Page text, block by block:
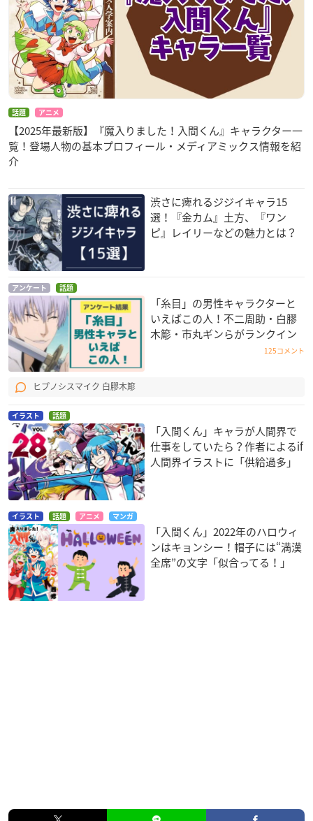
話題 アニメ
【2025年最新版】『魔入りました！入間くん』キャラクター一
覧！登場人物の基本プロフィール・メディアミックス情報を紹
介
渋さに痺れるジジイキャラ15
選！『金カム』土方、『ワン
ピ』レイリーなどの魅力とは？
アンケート 話題
「糸目」の男性キャラクターと
いえばこの人！不二周助・白膠
木簓・市丸ギンらがランクイン
125コメント
ヒプノシスマイク 白膠木簓
イラスト 話題
「入間くん」キャラが人間界で
仕事をしていたら？作者によるif
人間界イラストに「供給過多」
イラスト 話題 アニメ マンガ
「入間くん」2022年のハロウィ
ンはキョンシー！帽子には“満漢
全席”の文字「似合ってる！」